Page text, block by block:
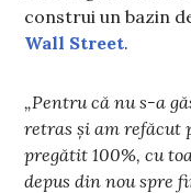
construi un bazin
Wall Street.
„Pentru că nu s-a
retras și am refăcut
pregătit 100%, cu
depus din nou spre